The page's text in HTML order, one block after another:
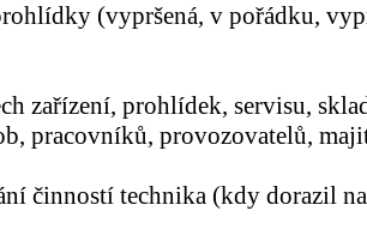
(vypršená, v pořádku,
zařízení, prohlídek, servisu,
pracovníků, provozovatelů,
činností technika (kdy dorazil